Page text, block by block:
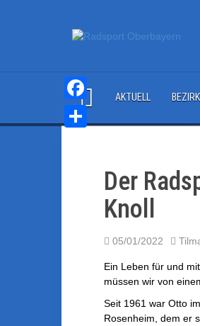
n
AKTUELL BEZIRK
Der
Knoll
05/01/2022
Ein Leben für und
müssen wir von
Seit 1961 war Otto
Rosenheim, dem er